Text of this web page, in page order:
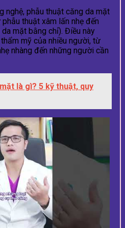
nghệ, phẫu thuật căng da mặt
thuật xâm lấn nhẹ đến
mặt bằng chỉ). Điều này
mỹ của nhiều người, từ
nhàng đến những người cần
là gì? 5 kỹ thuật, quy